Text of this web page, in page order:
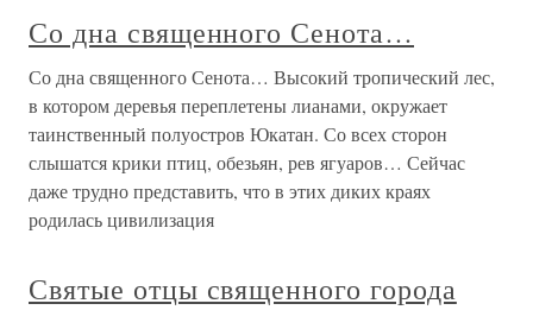
Со дна священного Сенота…
Со дна священного Сенота… Высокий тропический лес,
в котором деревья переплетены лианами, окружает
таинственный полуостров Юкатан. Со всех сторон
слышатся крики птиц, обезьян, рев ягуаров… Сейчас
даже трудно представить, что в этих диких краях
родилась цивилизация
Святые отцы священного города